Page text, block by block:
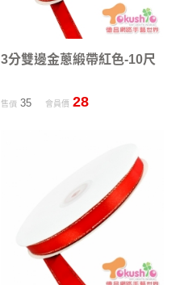
3分雙邊金蔥緞帶紅色-10尺
售價 35 會員價 28